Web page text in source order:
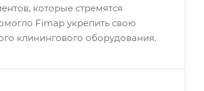
которые стремятся
Fimap укрепить свою
клинингового оборудования.